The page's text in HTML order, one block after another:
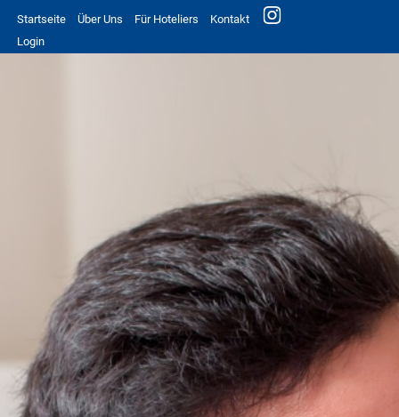
Startseite Über Uns Für Hoteliers
Kontakt
Login